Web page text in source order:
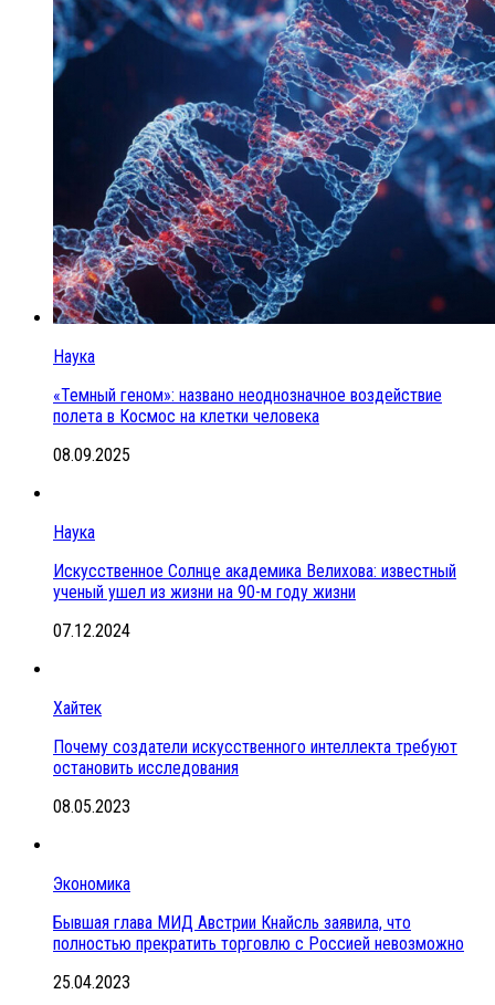
Наука
«Темный геном»: названо неоднозначное воздействие
полета в Космос на клетки человека
08.09.2025
Наука
Искусственное Солнце академика Велихова: известный
ученый ушел из жизни на 90-м году жизни
07.12.2024
Хайтек
Почему создатели искусственного интеллекта требуют
остановить исследования
08.05.2023
Экономика
Бывшая глава МИД Австрии Кнайсль заявила, что
полностью прекратить торговлю с Россией невозможно
25.04.2023